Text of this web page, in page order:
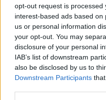
opt-out request is processed
interest-based ads based
us or personal information
your opt-out. You may
disclosure of your personal
IAB’s list of downstream
also be disclosed by us to
Downstream Participants